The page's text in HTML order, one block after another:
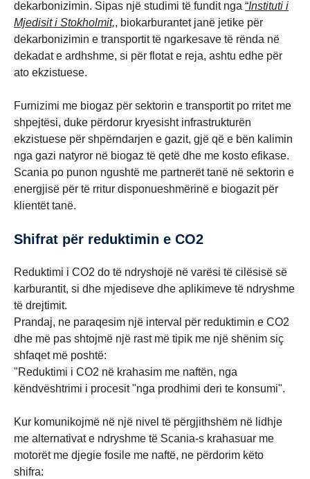
dekarbonizimin. Sipas një studimi të fundit nga “Instituti i
Mjedisit i Stokholmit,, biokarburantet janë jetike për
dekarbonizimin e transportit të ngarkesave të rënda në
dekadat e ardhshme, si për flotat e reja, ashtu edhe për
ato ekzistuese.
Furnizimi me biogaz për sektorin e transportit po rritet me
shpejtësi, duke përdorur kryesisht infrastrukturën
ekzistuese për shpërndarjen e gazit, gjë që e bën kalimin
nga gazi natyror në biogaz të qetë dhe me kosto efikase.
Scania po punon ngushtë me partnerët tanë në sektorin e
energjisë për të rritur disponueshmërinë e biogazit për
klientët tanë.
Shifrat për reduktimin e CO2
Reduktimi i CO2 do të ndryshojë në varësi të cilësisë së
karburantit, si dhe mjediseve dhe aplikimeve të ndryshme
të drejtimit.
Prandaj, ne paraqesim një interval për reduktimin e CO2
dhe më pas shtojmë një rast më tipik me një shënim siç
shfaqet më poshtë:
"Reduktimi i CO2 në krahasim me naftën, nga
këndvështrimi i procesit "nga prodhimi deri te konsumi".
Kur komunikojmë në një nivel të përgjithshëm në lidhje
me alternativat e ndryshme të Scania-s krahasuar me
motorët me djegie fosile me naftë, ne përdorim këto
shifra: